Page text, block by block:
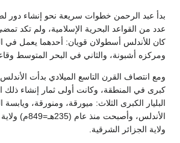
بدأ عبد الرحمن خطوات سريعة نحو إنشاء دور
عدد من القواعد البحرية الإسلامية، ولم تكد
كان للأندلس أسطولان قويان: أحدهما يعمل في
ومركزه أشبونة، والثاني في البحر المتوسط
ومع انتصاف القرن التاسع الميلادي بدأت
كبرى في المنطقة، وكانت أولى ثمار إنشاء ذلك
البليار الكبرى الثلاث: ميورقة، ومنورقة،
الأندلس، وأصبحت
ولاية الجزائر الشرقية.